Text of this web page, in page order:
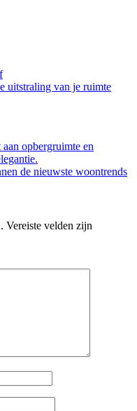
uitstraling van je ruimte
opbergruimte en
de nieuwste woontrends
Vereiste velden zijn